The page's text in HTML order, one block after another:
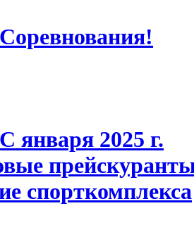
января 2025 г.
спорткомплекса